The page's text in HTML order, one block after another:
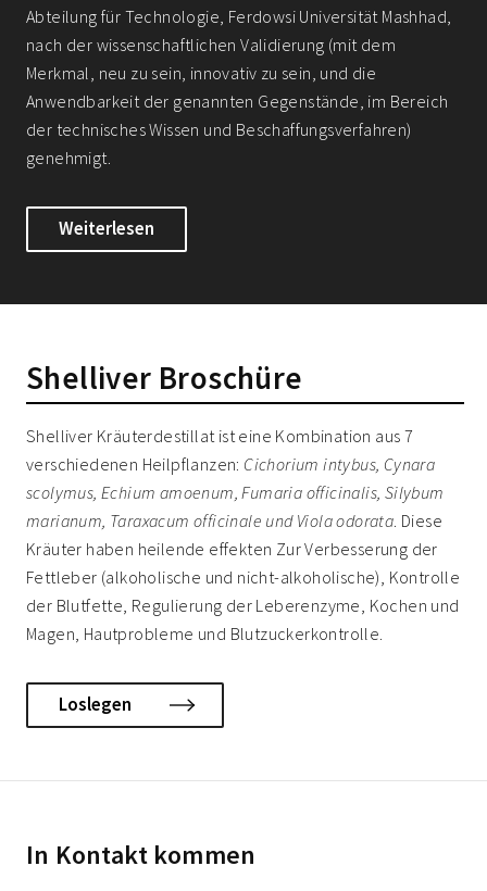
Abteilung für Technologie, Ferdowsi Universität Mashhad,
nach der wissenschaftlichen Validierung (mit dem
Merkmal, neu zu sein, innovativ zu sein, und die
Anwendbarkeit der genannten Gegenstände, im Bereich
der technisches Wissen und Beschaffungsverfahren)
genehmigt.
Weiterlesen
Shelliver Broschüre
Shelliver Kräuterdestillat ist eine Kombination aus 7
verschiedenen Heilpflanzen: Cichorium intybus, Cynara
scolymus, Echium amoenum, Fumaria officinalis, Silybum
marianum, Taraxacum officinale und Viola odorata. Diese
Kräuter haben heilende effekten Zur Verbesserung der
Fettleber (alkoholische und nicht-alkoholische), Kontrolle
der Blutfette, Regulierung der Leberenzyme, Kochen und
Magen, Hautprobleme und Blutzuckerkontrolle.
Loslegen
In Kontakt kommen